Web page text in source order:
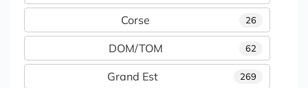
26
Corse
62
DOM/TOM
269
Grand Est